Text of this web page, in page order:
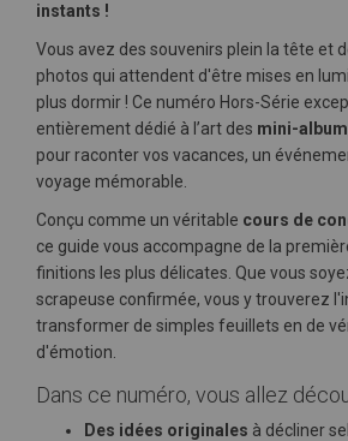
instants !
Vous avez des souvenirs plein la tête et
photos qui attendent d'être mises en
plus dormir ! Ce numéro Hors-Série
entièrement dédié à l’art des mini-
pour raconter vos vacances, un
voyage mémorable.
Conçu comme un véritable cours de
ce guide vous accompagne de la
finitions les plus délicates. Que vous
scrapeuse confirmée, vous y trouverez
transformer de simples feuillets en de
d'émotion.
Dans ce numéro, vous allez
Des idées originales à décliner